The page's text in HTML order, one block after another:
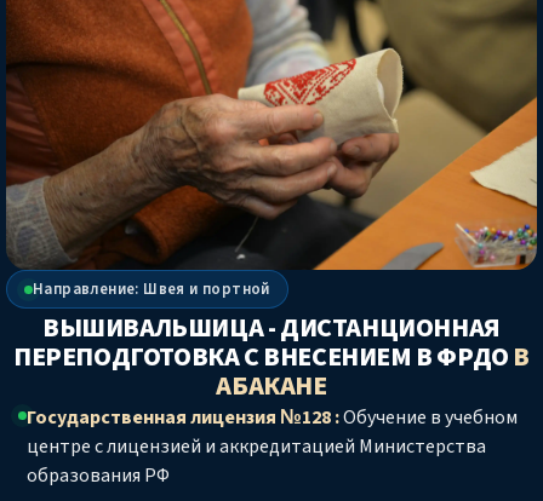
Направление: Швея и портной
ВЫШИВАЛЬШИЦА - ДИСТАНЦИОННАЯ
ПЕРЕПОДГОТОВКА С ВНЕСЕНИЕМ В ФРДОВ
АБАКАНЕ
Государственная лицензия №128 :Обучение в учебном
центре с лицензией и аккредитацией Министерства
образования РФ